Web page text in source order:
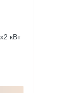
кВт